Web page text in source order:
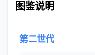
图鉴说明
第二世代